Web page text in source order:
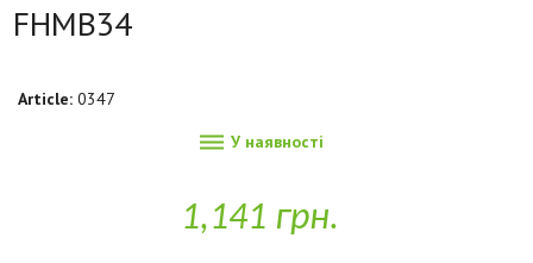
FHMB34
Article: 0347
 У наявності
1,141 грн.